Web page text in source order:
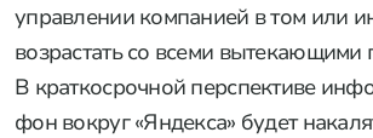
управлении компанией в том или
возрастать со всеми вытекающими
В краткосрочной перспективе
фон вокруг «Яндекса» будет